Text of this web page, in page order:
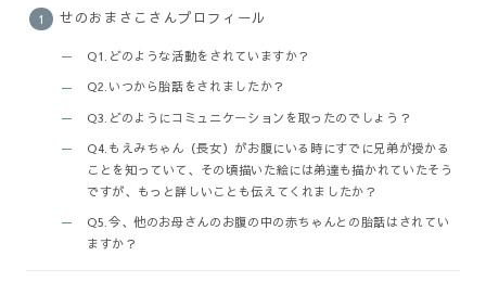
せのおまさこさんプロフィール
Q1.どのような活動をされていますか？
Q2.いつから胎話をされましたか？
Q3.どのようにコミュニケーションを取ったのでしょう？
Q4.もえみちゃん（長女）がお腹にいる時にすでに兄弟が授かる
ことを知っていて、その頃描いた絵には弟達も描かれていたそう
ですが、もっと詳しいことも伝えてくれましたか？
Q5.今、他のお母さんのお腹の中の赤ちゃんとの胎話はされてい
ますか？